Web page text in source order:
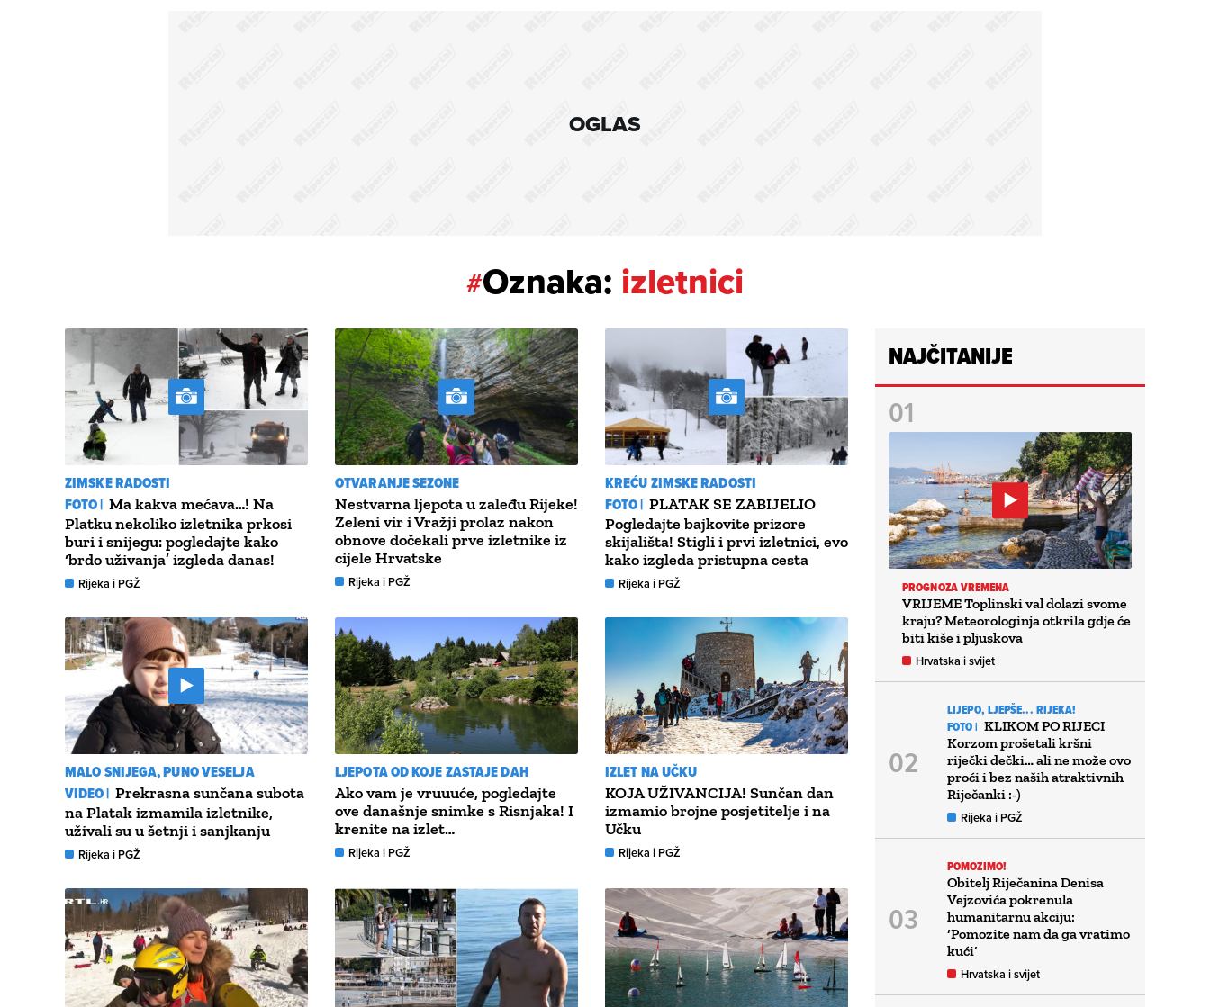
OGLAS
#Oznaka: izletnici
ZIMSKE RADOSTI
FOTO | Ma kakva mećava…! Na
Platku nekoliko izletnika prkosi
buri i snijegu: pogledajte kako
‘brdo uživanja’ izgleda danas!
Rijeka i PGŽ
OTVARANJE SEZONE
Nestvarna ljepota u zaleđu Rijeke!
Zeleni vir i Vražji prolaz nakon
obnove dočekali prve izletnike iz
cijele Hrvatske
Rijeka i PGŽ
KREĆU ZIMSKE RADOSTI
FOTO | PLATAK SE ZABIJELIO
Pogledajte bajkovite prizore
skijališta! Stigli i prvi izletnici, evo
kako izgleda pristupna cesta
Rijeka i PGŽ
MALO SNIJEGA, PUNO VESELJA
VIDEO | Prekrasna sunčana subota
na Platak izmamila izletnike,
uživali su u šetnji i sanjkanju
Rijeka i PGŽ
LJEPOTA OD KOJE ZASTAJE DAH
Ako vam je vruuuće, pogledajte
ove današnje snimke s Risnjaka! I
krenite na izlet…
Rijeka i PGŽ
IZLET NA UČKU
KOJA UŽIVANCIJA! Sunčan dan
izmamio brojne posjetitelje i na
Učku
Rijeka i PGŽ
NAJČITANIJE
PROGNOZA VREMENA
VRIJEME Toplinski val dolazi svome
kraju? Meteorologinja otkrila gdje će
biti kiše i pljuskova
Hrvatska i svijet
LIJEPO, LJEPŠE... RIJEKA!
FOTO | KLIKOM PO RIJECI
Korzom prošetali kršni
riječki dečki… ali ne može ovo
proći i bez naših atraktivnih
Riječanki :-)
Rijeka i PGŽ
POMOZIMO!
Obitelj Riječanina Denisa
Vejzovića pokrenula
humanitarnu akciju:
‘Pomozite nam da ga vratimo
kući’
Hrvatska i svijet